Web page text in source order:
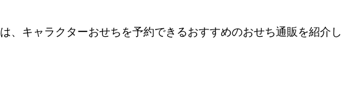
、キャラクターおせちを予約できるおすすめのおせち通販を紹介し